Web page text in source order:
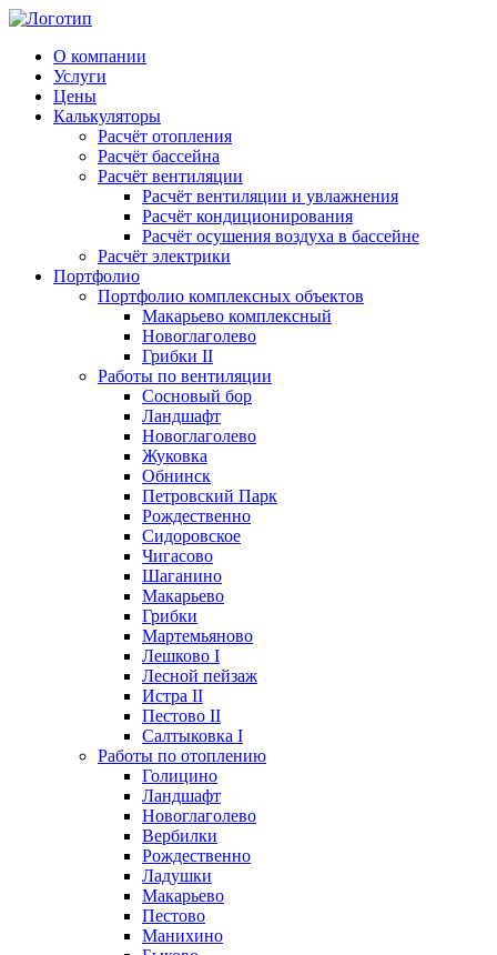
О компании
Услуги
Цены
Калькуляторы
Расчёт отопления
Расчёт бассейна
Расчёт вентиляции
Расчёт вентиляции и увлажнения
Расчёт кондиционирования
Расчёт осушения воздуха в бассейне
Расчёт электрики
Портфолио
Портфолио комплексных объектов
Макарьево комплексный
Новоглаголево
Грибки II
Работы по вентиляции
Сосновый бор
Ландшафт
Новоглаголево
Жуковка
Обнинск
Петровский Парк
Рождественно
Сидоровское
Чигасово
Шаганино
Макарьево
Грибки
Мартемьяново
Лешково I
Лесной пейзаж
Истра II
Пестово II
Салтыковка I
Работы по отоплению
Голицино
Ландшафт
Новоглаголево
Вербилки
Рождественно
Ладушки
Макарьево
Пестово
Манихино